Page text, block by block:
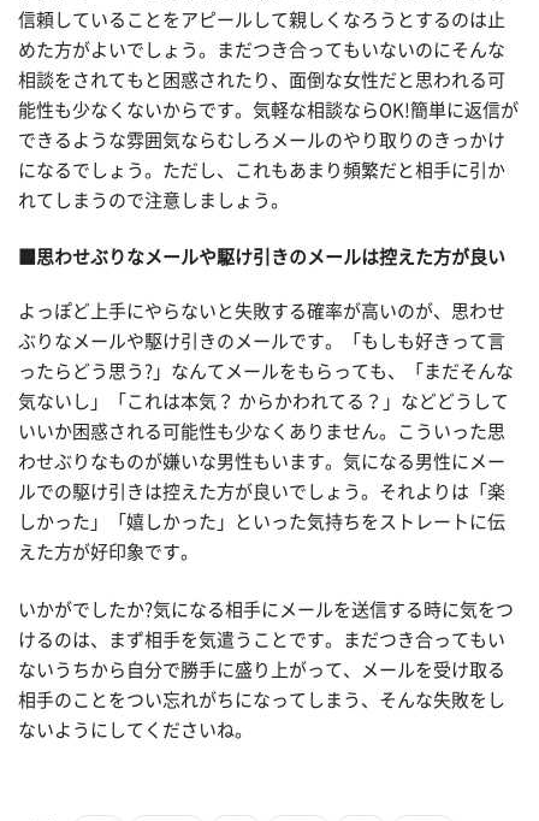
信頼していることをアピールして親しくなろうとするのは止
めた方がよいでしょう。まだつき合ってもいないのにそんな
相談をされてもと困惑されたり、面倒な女性だと思われる可
能性も少なくないからです。気軽な相談ならOK!簡単に返信が
できるような雰囲気ならむしろメールのやり取りのきっかけ
になるでしょう。ただし、これもあまり頻繁だと相手に引か
れてしまうので注意しましょう。
■思わせぶりなメールや駆け引きのメールは控えた方が良い
よっぽど上手にやらないと失敗する確率が高いのが、思わせ
ぶりなメールや駆け引きのメールです。「もしも好きって言
ったらどう思う?」なんてメールをもらっても、「まだそんな
気ないし」「これは本気？ からかわれてる？」などどうして
いいか困惑される可能性も少なくありません。こういった思
わせぶりなものが嫌いな男性もいます。気になる男性にメー
ルでの駆け引きは控えた方が良いでしょう。それよりは「楽
しかった」「嬉しかった」といった気持ちをストレートに伝
えた方が好印象です。
いかがでしたか?気になる相手にメールを送信する時に気をつ
けるのは、まず相手を気遣うことです。まだつき合ってもい
ないうちから自分で勝手に盛り上がって、メールを受け取る
相手のことをつい忘れがちになってしまう、そんな失敗をし
ないようにしてくださいね。